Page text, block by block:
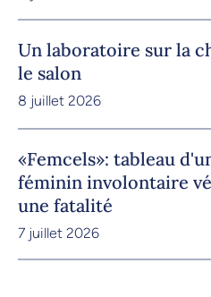
Un laboratoire sur la
le salon
8 juillet 2026
«Femcels»: tableau
féminin involontaire
une fatalité
7 juillet 2026